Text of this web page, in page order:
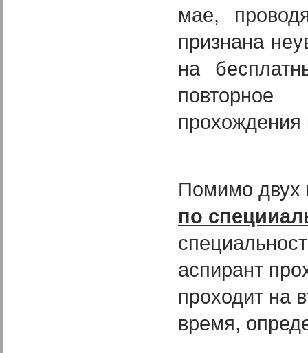
мае,
признана
на
повторное
прохождения
Помимо двух
по
аспирант
проходит на
время,